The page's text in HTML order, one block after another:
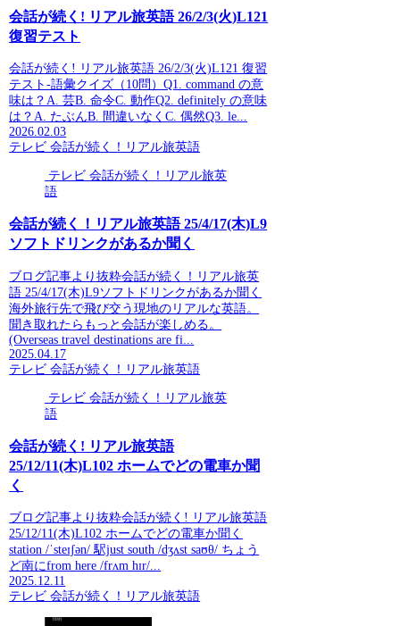
会話が続く! リアル旅英語 26/2/3(火)L121
復習テスト
会話が続く! リアル旅英語 26/2/3(火)L121 復習
テスト-語彙クイズ（10問）Q1. command の意
味は？A. 芸B. 命令C. 動作Q2. definitely の意味
は？A. たぶんB. 間違いなくC. 偶然Q3. le...
2026.02.03
テレビ 会話が続く！リアル旅英語
テレビ 会話が続く！リアル旅英
語
会話が続く！リアル旅英語 25/4/17(木)L9
ソフトドリンクがあるか聞く
ブログ記事より抜粋会話が続く！リアル旅英
語 25/4/17(木)L9ソフトドリンクがあるか聞く
海外旅行先で飛び交う現地のリアルな英語。
聞き取れたらもっと会話が楽しめる。
(Overseas travel destinations are fi...
2025.04.17
テレビ 会話が続く！リアル旅英語
テレビ 会話が続く！リアル旅英
語
会話が続く! リアル旅英語
25/12/11(木)L102 ホームでどの電車か聞
く
ブログ記事より抜粋会話が続く! リアル旅英語
25/12/11(木)L102 ホームでどの電車か聞く
station /ˈsteɪʃən/ 駅just south /dʒʌst saʊθ/ ちょう
ど南にfrom here /frʌm hɪr/...
2025.12.11
テレビ 会話が続く！リアル旅英語